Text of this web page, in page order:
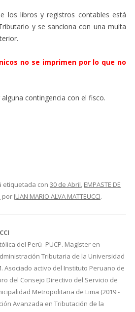
los libros y registros contables está
y se sanciona con una multa
no se imprimen por lo que no
contingencia con el fisco.
etiquetada con 30 de Abril, EMPASTE DE
por JUAN MARIO ALVA MATTEUCCI.
del Perú -PUCP. Magíster en
Tributaria de la Universidad
Asociado activo del Instituto Peruano de
del Consejo Directivo del Servicio de
Metropolitana de Lima (2019 -
Avanzada en Tributación de la